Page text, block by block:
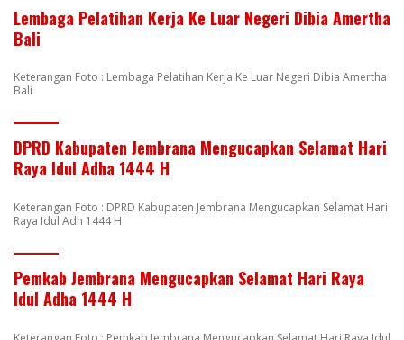
Lembaga Pelatihan Kerja Ke Luar Negeri Dibia Amertha
Bali
Keterangan Foto : Lembaga Pelatihan Kerja Ke Luar Negeri Dibia Amertha
Bali
DPRD Kabupaten Jembrana Mengucapkan Selamat Hari
Raya Idul Adha 1444 H
Keterangan Foto : DPRD Kabupaten Jembrana Mengucapkan Selamat Hari
Raya Idul Adh 1444 H
Pemkab Jembrana Mengucapkan Selamat Hari Raya
Idul Adha 1444 H